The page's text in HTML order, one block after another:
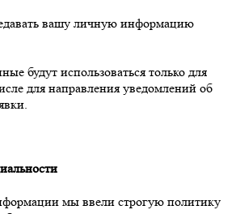
вашу личную информацию
будут использоваться только для
для направления уведомлений об
мы ввели строгую политику